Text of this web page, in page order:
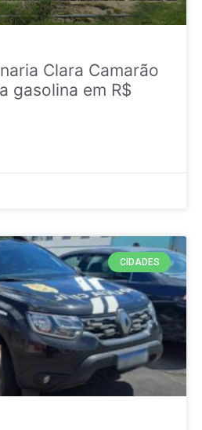
Clara Camarão
gasolina em R$
CIDADES